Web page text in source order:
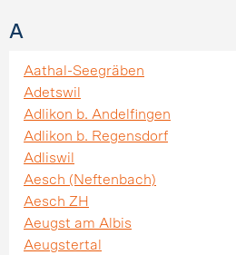
A
Aathal-Seegräben
Adetswil
Adlikon b. Andelfingen
Adlikon b. Regensdorf
Adliswil
Aesch (Neftenbach)
Aesch ZH
Aeugst am Albis
Aeugstertal